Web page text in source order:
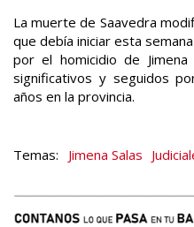
La muerte de Saavedra
que debía iniciar esta
por el homicidio de
significativos y seguidos
años en la provincia.
Jimena Salas